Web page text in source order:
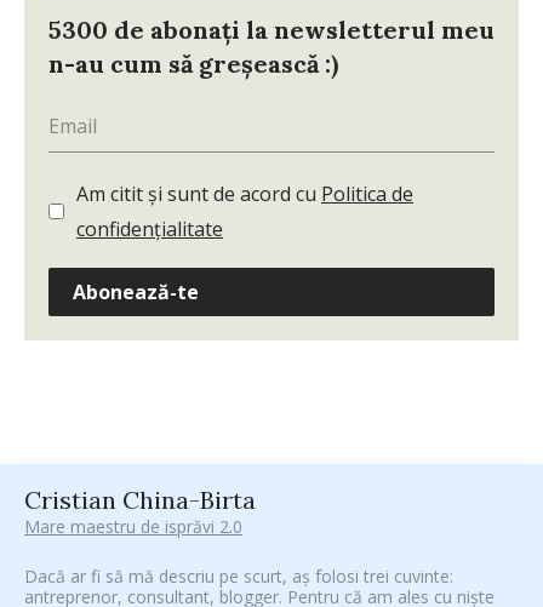
5300 de abonați la newsletterul meu
n-au cum să greșească :)
Am citit și sunt de acord cu Politica de
confidențialitate
Abonează-te
Cristian China-Birta
Mare maestru de isprăvi 2.0
Dacă ar fi să mă descriu pe scurt, aș folosi trei cuvinte:
antreprenor, consultant, blogger. Pentru că am ales cu niște